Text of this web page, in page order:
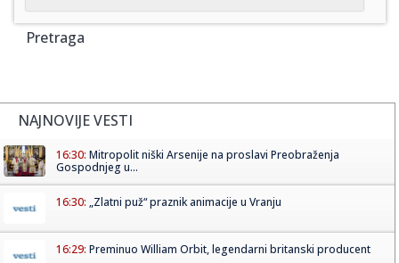
Pretraga
NAJNOVIJE VESTI
16:30: Mitropolit niški Arsenije na proslavi Preobraženja
Gospodnjeg u...
16:30: „Zlatni puž“ praznik animacije u Vranju
16:29: Preminuo William Orbit, legendarni britanski producent